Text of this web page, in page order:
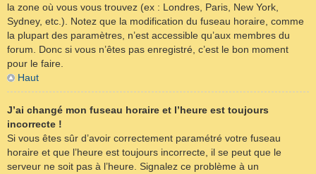
la zone où vous vous trouvez (ex : Londres, Paris, New York,
Sydney, etc.). Notez que la modification du fuseau horaire, comme
la plupart des paramètres, n’est accessible qu’aux membres du
forum. Donc si vous n’êtes pas enregistré, c’est le bon moment
pour le faire.
Haut
J’ai changé mon fuseau horaire et l’heure est toujours
incorrecte !
Si vous êtes sûr d’avoir correctement paramétré votre fuseau
horaire et que l’heure est toujours incorrecte, il se peut que le
serveur ne soit pas à l’heure. Signalez ce problème à un